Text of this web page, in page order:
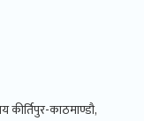
कीर्तिपुर-काठमाण्डौ,